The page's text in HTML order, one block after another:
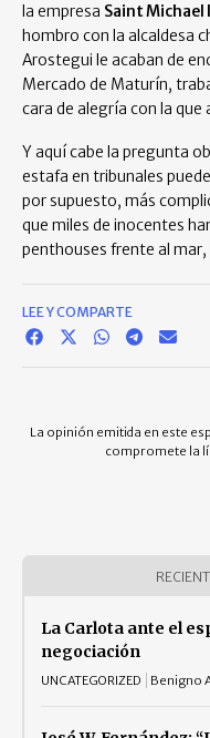
la empresa Saint
hombro con la alcaldesa
Arostegui le acaban de
Mercado de Maturín,
cara de alegría con la que
Y aquí cabe la pregunta
estafa en tribunales
por supuesto, más
que miles de inocentes
penthouses frente al
LEE Y COMPARTE
La opinión emitida en este
compromete la
La Carlota ante el
negociación
UNCATEGORIZED Benigno